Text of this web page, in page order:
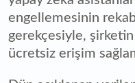
engellemesinin
gerekçesiyle,
ücretsiz erişim